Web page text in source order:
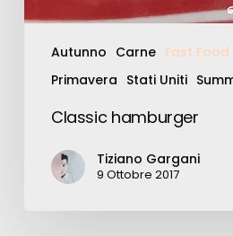
Autunno Carne Fast Food
Primavera Stati Uniti
Classic hamburger
Tiziano Gargani
9 Ottobre 2017